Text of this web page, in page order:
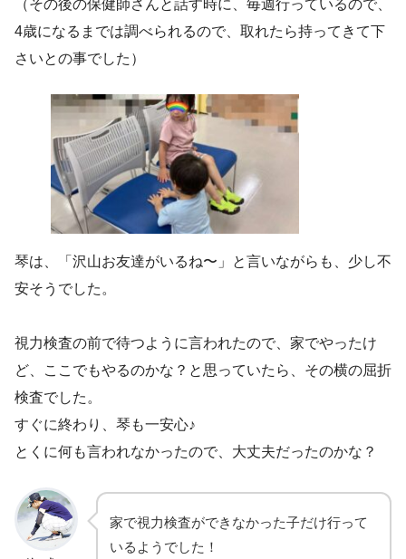
（その後の保健師さんと話す時に、毎週行っているので、
4歳になるまでは調べられるので、取れたら持ってきて下
さいとの事でした）
琴は、「沢山お友達がいるね〜」と言いながらも、少し不
安そうでした。
視力検査の前で待つように言われたので、家でやったけ
ど、ここでもやるのかな？と思っていたら、その横の屈折
検査でした。
すぐに終わり、琴も一安心♪
とくに何も言われなかったので、大丈夫だったのかな？
家で視力検査ができなかった子だけ行って
いるようでした！